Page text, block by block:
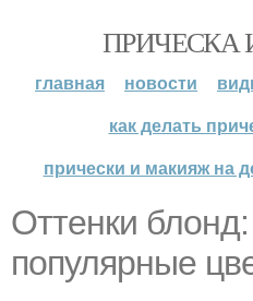
главная новости
как делать
прически и макияж на
Оттенки
популярные